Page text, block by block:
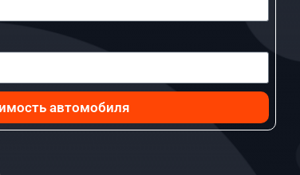
автомобиля